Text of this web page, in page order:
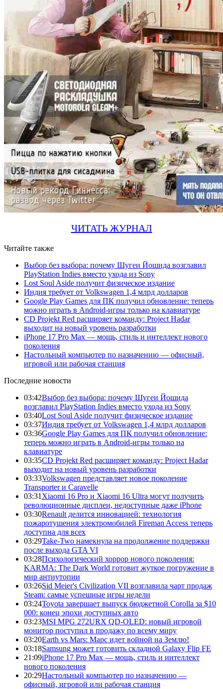
ЧИТАТЬ ЖУРНАЛ
Читайте также
Выбор без выбора: почему Шугеи Йошида возглавил
PlayStation Indies вместо ухода из Sony
Lost Soul Aside получит физическое издание
Индия требует от Volkswagen 1,4 млрд долларов
Google Play Games для ПК получил обновление: теперь
можно играть в Android-игры только на клавиатуре
CD Projekt Red расширяет команду: Project Hadar
выходит на новый уровень разработки
iPhone 17 Pro Max — мощь, стиль и интеллект нового
поколения
Настольный компьютер по назначению — офисный,
игровой или рабочая станция
Последние новости
03:42Выбор без выбора: почему Шугеи Йошида
возглавил PlayStation Indies вместо ухода из Sony
03:40Lost Soul Aside получит физическое издание
03:37Индия требует от Volkswagen 1,4 млрд долларов
03:36Google Play Games для ПК получил обновление:
теперь можно играть в Android-игры только на
клавиатуре
03:35CD Projekt Red расширяет команду: Project Hadar
выходит на новый уровень разработки
03:33Volkswagen представляет новое поколение
Transporter и Caravelle
03:31 Xiaomi 16 Pro и Xiaomi 16 Ultra могут получить
революционные дисплеи, недоступные даже iPhone
03:30Renault делится инновацией: технология
пожаротушения электромобилей Fireman Access теперь
доступна для всех
03:29Take-Two намекнула на продолжение поддержки
после выхода GTA VI
03:28Психологический хоррор нового поколения:
KARMA: The Dark World готовит жуткое погружение в
мир антиутопии
03:26Sid Meier's Civilization VII возглавила чарт продаж
Steam: самые успешные игры недели
03:24Toyota завершает выпуск бюджетной Corolla за $10
000: конец эпохи доступных авто
03:23MSI MPG 272URX QD-OLED: новый игровой
монитор поступил в продажу по всему миру
03:20Earth vs Mars: Марс идет войной на Землю!
03:18Samsung может готовить складной Galaxy Flip FE
21:09iPhone 17 Pro Max — мощь, стиль и интеллект
нового поколения
20:29Настольный компьютер по назначению —
офисный, игровой или рабочая станция